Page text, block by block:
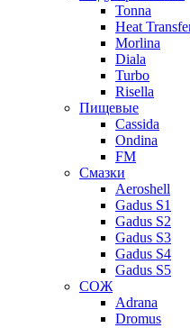
Tonna
Heat
Morlina
Diala
Turbo
Risella
Пищевые
Cassida
Ondina
FM
Смазки
Aeroshell
Gadus S1
Gadus S2
Gadus S3
Gadus S4
Gadus S5
СОЖ
Adrana
Dromus